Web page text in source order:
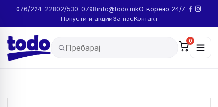
076/224-22802/530-0798info@todo.mkОтворено 24/7
Попусти и акцииЗа насКонтакт
0